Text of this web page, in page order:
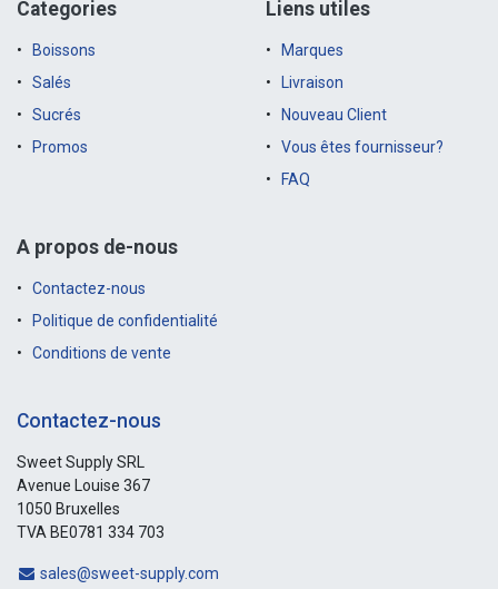
Categories
Boissons
Salés
Sucrés
Promos
Liens utiles
Marques
Livraison
Nouveau Client
Vous êtes fournisseur?
FAQ
A propos de-nous
Contactez-nous
Politique de confidentialité
Conditions de vente
Contactez-nous
Sweet Supply SRL
Avenue Louise 367
1050 Bruxelles
TVA BE0781 334 703
sales@sweet-supply.com